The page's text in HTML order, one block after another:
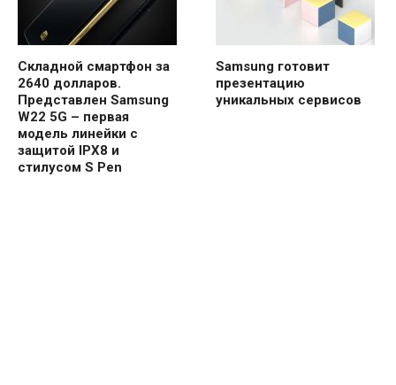
Складной смартфон за
2640 долларов.
Представлен Samsung
W22 5G – первая
модель линейки с
защитой IPX8 и
стилусом S Pen
Samsung готовит
презентацию
уникальных сервисов